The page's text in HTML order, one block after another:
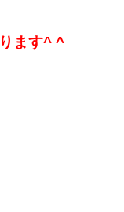
ます^ ^